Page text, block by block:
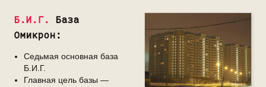
Б.И.Г.
База
Омикрон:
Седьмая основная база
Б.И.Г.
Главная цель базы —